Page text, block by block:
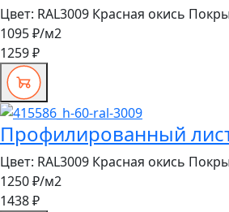
Цвет: RAL3009 Красная окись
1095 ₽/м2
1259 ₽
Профилированный
Цвет: RAL3009 Красная окись
1250 ₽/м2
1438 ₽